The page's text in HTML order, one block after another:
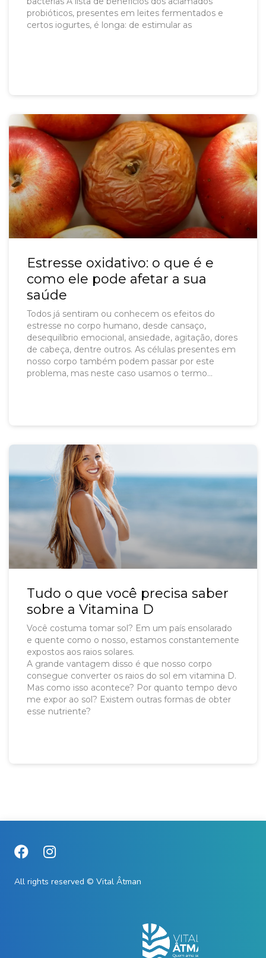
probióticos, presentes em leites fermentados e
certos iogurtes, é longa: de estimular as
Estresse oxidativo: o que é e
como ele pode afetar a sua
saúde
Todos já sentiram ou conhecem os efeitos do
estresse no corpo humano, desde cansaço,
desequilíbrio emocional, ansiedade, agitação, dores
de cabeça, dentre outros. As células presentes em
nosso corpo também podem passar por este
problema, mas neste caso usamos o termo
Tudo o que você precisa saber
sobre a Vitamina D
Você costuma tomar sol? Em um país ensolarado
e quente como o nosso, estamos constantemente
expostos aos raios solares.
A grande vantagem disso é que nosso corpo
consegue converter os raios do sol em vitamina D.
Mas como isso acontece? Por quanto tempo devo
me expor ao sol? Existem outras formas de obter
esse nutriente?
All rights reserved © Vital Âtman